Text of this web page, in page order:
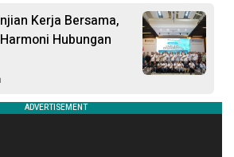
Kerja Bersama,
Hubungan